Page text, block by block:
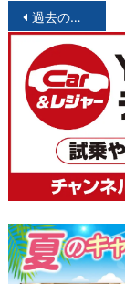
投
稿
ナ
ビ
ー
シ
ョ
過去の投稿